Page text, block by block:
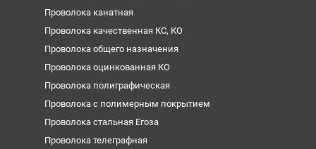
Проволока канатная
Проволока качественная КС, КО
Проволока общего назначения
Проволока оцинкованная КО
Проволока полиграфическая
Проволока с полимерным покрытием
Проволока стальная Егоза
Проволока телеграфная